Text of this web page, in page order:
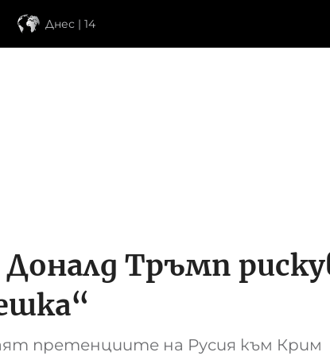
Днес | 14
Тръмп
претенциите на Русия към Крим